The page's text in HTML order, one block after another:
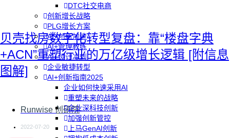
DTC社交电商
创新增长战略
PLG增长方案
AI+创新加速
AI+管理教练
AI+设计冲刺
企业敏捷转型
AI+创新指南2025
企业如何快速采用AI
重塑未来的战略
企业深科技创新
加强创新管控
上马GenAI创新
贝壳找房数字化转型复盘：靠“楼盘字典
+ACN”重塑行业的万亿级增长逻辑 [附信息
图解]
Runwise 创研院
2022-07-20